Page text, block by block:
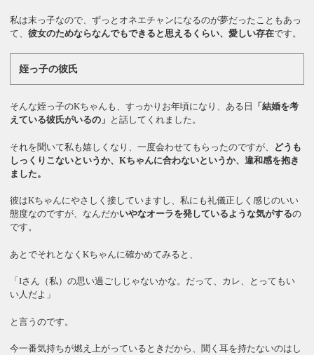
私は末っ子なので、ずっとオネエチャンになるのが夢だったこともあっ
て、彼女のためならなんでもできると思えるくらい、愛しい存在です。
姪っ子の彼氏
そんな姪っ子のKちゃんも、すっかりお年頃になり、ある日
「結婚を考
えている彼氏がいるの」 と話してくれました。
それを聞いて私も嬉しくなり、一度会わせてもらったのですが、
どうも
しっくりこないというか、Kちゃんに合わないというか、違和感を抱き
ました。
彼はKちゃんにやさしく接していますし、私にも礼儀正しく感じのいい
態度なのですが、なんだかいやなオーラを発しているような気がするの
です。
あとでそれとなくKちゃんに確かめてみると、
「Iさん（私）の思い過ごしじゃないかな。だって、カレ、とってもい
い人だよ」
と言うのです。
今一番気持ちが燃え上がっているときだから、聞く耳を持たないのはし